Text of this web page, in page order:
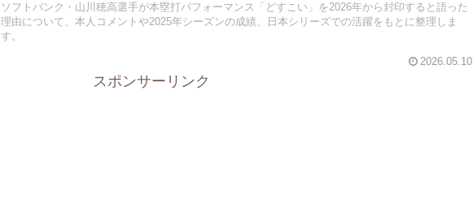
ソフトバンク・山川穂高選手が本塁打パフォーマンス「どすこい」を2026年から封印すると語った
理由について、本人コメントや2025年シーズンの成績、日本シリーズでの活躍をもとに整理しま
す。
2026.05.10
スポンサーリンク